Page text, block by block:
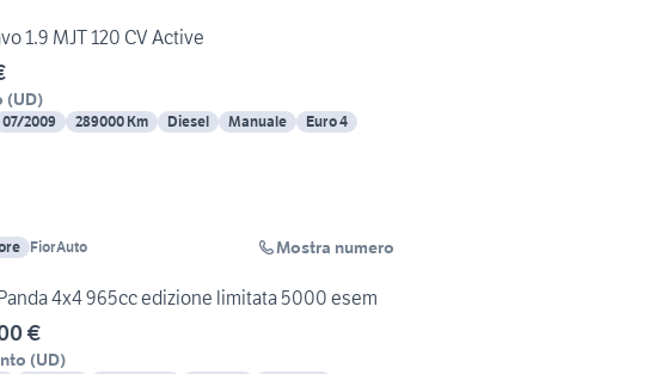
1.9 MJT 120 CV Active
(UD)
07/2009 289000 Km Diesel Manuale Euro 4
FiorAuto Mostra numero
4x4 965cc edizione limitata 5000 esem
€
(UD)